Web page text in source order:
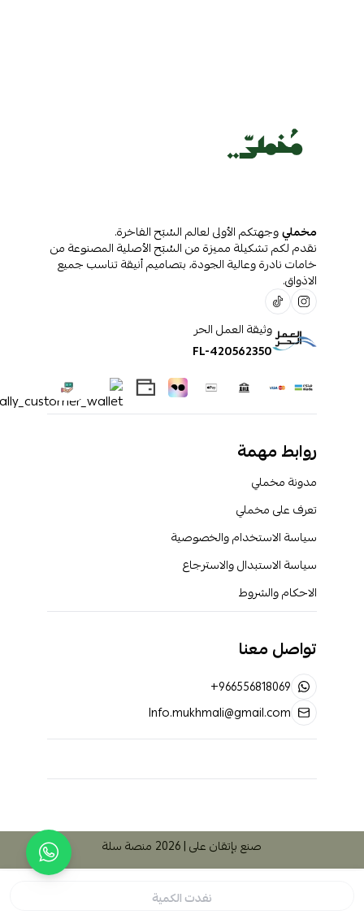
نفدت الكمية
مخمليوجهتكم الأولى لعالم السُبَح الفاخرة.
نقدم لكم تشكيلة مميزة من السُبَح الأصلية المصنوعة من
خامات نادرة وعالية الجودة، بتصاميم أنيقة تناسب جميع
الاذواق.
وثيقة العمل الحر
FL-420562350
روابط مهمة
مدونة مخملي
تعرف على مخملي
سياسة الاستخدام والخصوصية
سياسة الاستبدال والاسترجاع
الاحكام والشروط
تواصل معنا
+966556818069
Info.mukhmali@gmail.com
صنع بإتقان على | 2026 منصة سلة